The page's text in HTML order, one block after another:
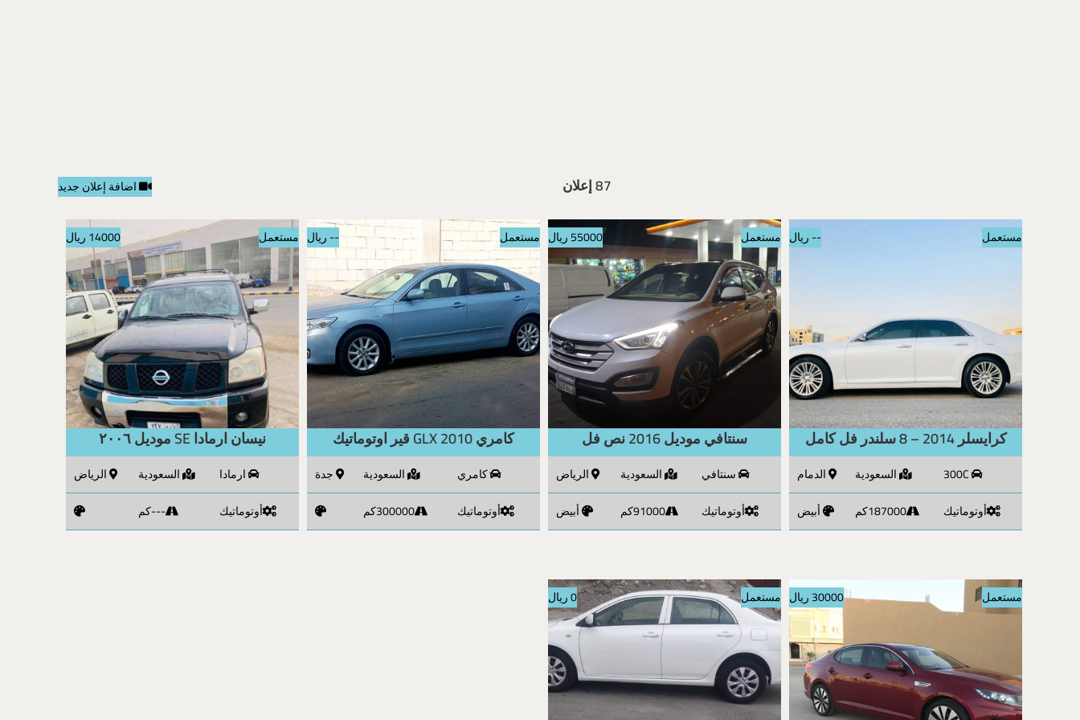
اضافة إعلان جديد 87 إعلان
مستعمل -- ريال
كرايسلر 2014 – 8 سلندر فل كامل
300C السعودية
الدمام
أوتوماتيك
187000كم أبيض
مستعمل 55000 ريال
سنتافي موديل 2016 نص فل
سنتافي السعودية
الرياض
أوتوماتيك
91000كم أبيض
مستعمل -- ريال
كامري 2010 GLX قير اوتوماتيك
كامري السعودية
جدة
أوتوماتيك
300000كم
مستعمل 14000 ريال
نيسان ارمادا SE موديل ٢٠٠٦
ارمادا السعودية
الرياض
أوتوماتيك
---كم
مستعمل 30000 ريال مستعمل 0 ريال